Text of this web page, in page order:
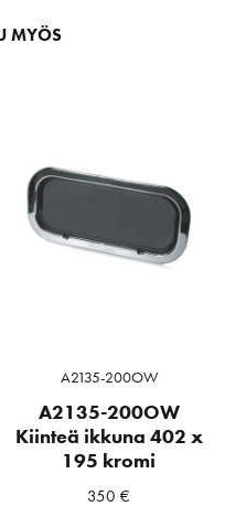
MYÖS
A2135-200OW
A2135-200OW
Kiinteä ikkuna 402 x
195 kromi
350€